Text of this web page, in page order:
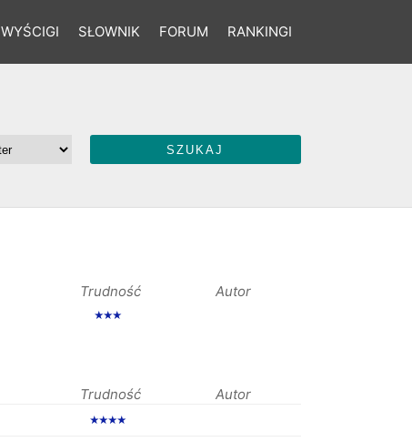
WYŚCIGI SŁOWNIK FORUM RANKINGI
Trudność Autor
★★★
Trudność Autor
★★★★